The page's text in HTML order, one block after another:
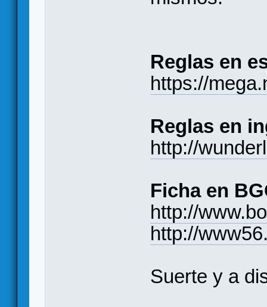
Reglas en
https://
Reglas en
http://
Ficha en
http://
http://
Suerte y a